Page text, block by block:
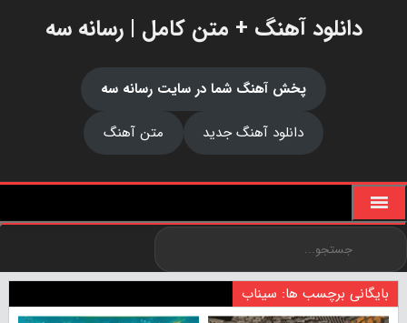
دانلود آهنگ + متن کامل | رسانه سه
پخش آهنگ شما در سایت رسانه سه
دانلود آهنگ جدید
متن آهنگ
بایگانی برچسب ها: سیناب